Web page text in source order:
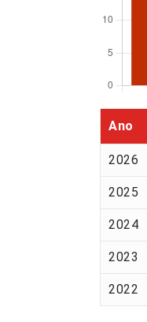
Ano
2026
2025
2024
2023
2022